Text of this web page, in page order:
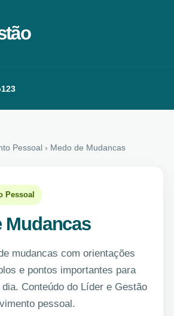
123
Pessoal › Medo de Mudancas
Pessoal
Mudancas
mudancas com orientações
e pontos importantes para
Conteúdo do Líder e Gestão
pessoal.